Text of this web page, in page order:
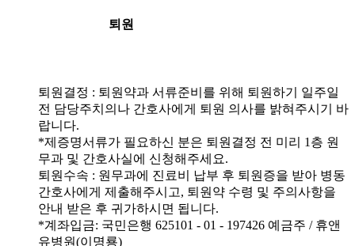
퇴원
퇴원결정 : 퇴원약과 서류준비를 위해 퇴원하기 일주일
전 담당주치의나 간호사에게 퇴원 의사를 밝혀주시기 바
랍니다.
*제증명서류가 필요하신 분은 퇴원결정 전 미리 1층 원
무과 및 간호사실에 신청해주세요.
퇴원수속 : 원무과에 진료비 납부 후 퇴원증을 받아 병동
간호사에게 제출해주시고, 퇴원약 수령 및 주의사항을
안내 받은 후 귀가하시면 됩니다.
*계좌입금: 국민은행 625101 - 01 - 197426 예금주 / 휴앤
유병원(이명룡)